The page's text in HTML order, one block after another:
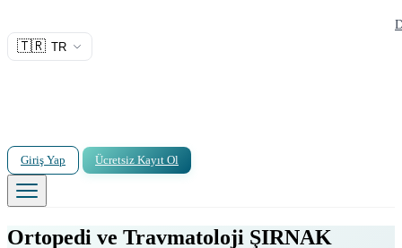
🇹🇷 TR
Giriş Yap Ücretsiz Kayıt Ol
Ortopedi ve Travmatoloji ŞIRNAK